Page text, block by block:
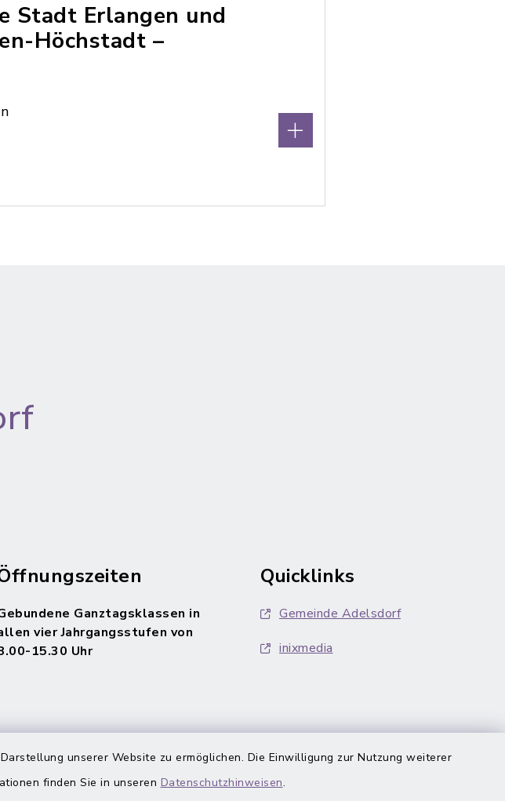
unserer Website zu ermöglichen. Die Einwilligung zur Nutzung weiterer
finden Sie in unseren Datenschutzhinweisen.
Stadt Erlangen und
Höchstadt –
Ganztagsklassen in
vier Jahrgangsstufen von
15.30 Uhr
Quicklinks
Gemeinde Adelsdorf
inixmedia